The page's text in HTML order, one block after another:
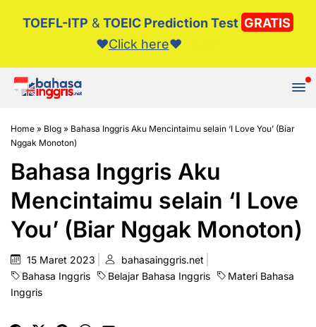
TOEFL-ITP & TOEIC Prediction Test GRATIS
❤️️Click here❤️️
Home » Blog » Bahasa Inggris Aku Mencintaimu selain ‘I Love You’ (Biar
Nggak Monoton)
Bahasa Inggris Aku
Mencintaimu selain ‘I Love
You’ (Biar Nggak Monoton)
15 Maret 2023
bahasainggris.net
Bahasa Inggris
Belajar Bahasa Inggris
Materi Bahasa
Inggris